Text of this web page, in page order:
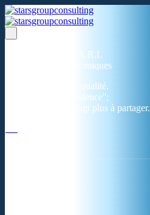
Un réseau de 05 S.A.R.L
dans 03 zones économiques
''Des prestations de qualité,
la garantie de l'excellence'';
Nous avons beaucoup plus à partager.